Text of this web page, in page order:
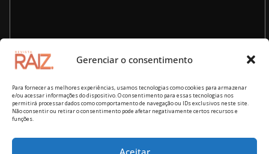
Gerenciar o consentimento
Para fornecer as melhores experiências, usamos tecnologias como cookies para armazenar
e/ou acessar informações do dispositivo. O consentimento para essas tecnologias nos
permitirá processar dados como comportamento de navegação ou IDs exclusivos neste site.
Não consentir ou retirar o consentimento pode afetar negativamente certos recursos e
funções.
Aceitar